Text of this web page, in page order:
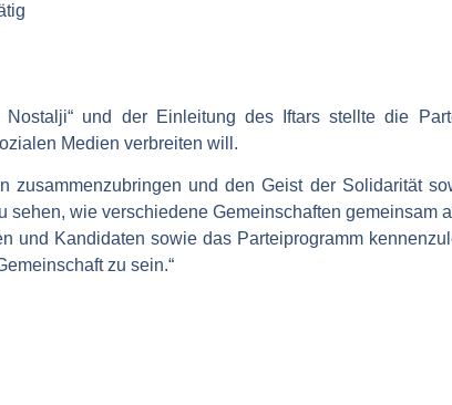
und der Einleitung des Iftars stellte die
Medien verbreiten will.
zusammenzubringen und den Geist der Solidarität
sehen, wie verschiedene Gemeinschaften gemeinsam
Kandidaten sowie das Parteiprogramm
zu sein.“